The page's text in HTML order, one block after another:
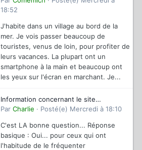
18:52
J'habite dans un village au bord de la
mer. Je vois passer beaucoup de
touristes, venus de loin, pour profiter de
leurs vacances. La plupart ont un
smartphone à la main et beaucoup ont
les yeux sur l'écran en marchant. Je...
Information concernant le site
magazinevideo
Par Charlie · Posté(e) Mercredi à 18:10
C'est LA bonne question... Réponse
basique : Oui... pour ceux qui ont
l'habitude de le fréquenter